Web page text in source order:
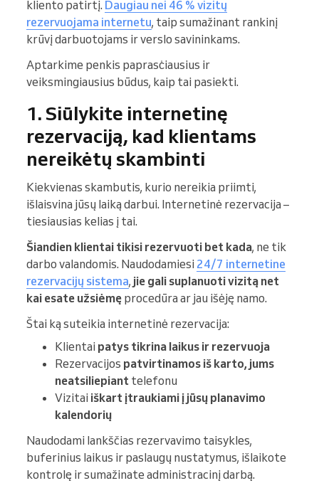
kliento patirtį. Daugiau nei 46 % vizitų
rezervuojama internetu, taip sumažinant rankinį
krūvį darbuotojams ir verslo savininkams.
Aptarkime penkis paprasc̍iausius ir
veiksmingiausius būdus, kaip tai pasiekti.
1. Siūlykite internetinę
rezervaciją, kad klientams
nereikėtų skambinti
Kiekvienas skambutis, kurio nereikia priimti,
išlaisvina jūsų laiką darbui. Internetinė rezervacija –
tiesiausias kelias į tai.
Šiandien klientai tikisi rezervuoti bet kada, ne tik
darbo valandomis. Naudodamiesi 24/7 internetine
rezervacijų sistema, jie gali suplanuoti vizitą net
kai esate užsiėmę procedūra ar jau išėję namo.
Štai ką suteikia internetinė rezervacija:
Klientai patys tikrina laikus ir rezervuoja
Rezervacijos patvirtinamos iš karto, jums
neatsiliepiant telefonu
Vizitai iškart įtraukiami į jūsų planavimo
kalendorių
Naudodami lankščias rezervavimo taisykles,
buferinius laikus ir paslaugų nustatymus, išlaikote
kontrolę ir sumažinate administracinį darbą.